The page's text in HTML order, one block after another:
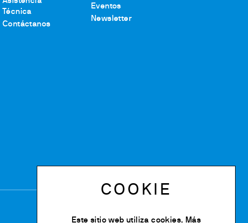
Técnica
Contáctanos
Eventos
Newsletter
COOKIE
Este sitio web utiliza cookies. Más